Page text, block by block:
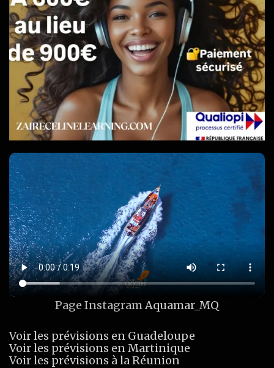
Page InstagramAquamar_MQ
Voir les prévisions en Guadeloupe
Voir les prévisions en Martinique
Voir les prévisions à la Réunion